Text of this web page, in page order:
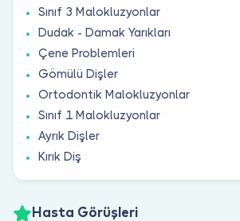
Sınıf 3 Malokluzyonlar
Dudak - Damak Yarıkları
Çene Problemleri
Gömülü Dişler
Ortodontik Malokluzyonlar
Sınıf 1 Malokluzyonlar
Ayrık Dişler
Kırık Diş
Hasta Görüşleri